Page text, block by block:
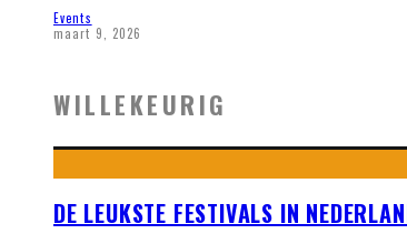
Events
maart 9, 2026
WILLEKEURIG
DE LEUKSTE FESTIVALS IN